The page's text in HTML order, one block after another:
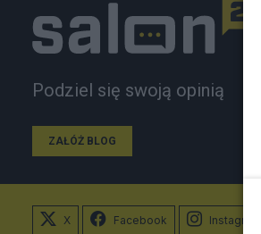
Podziel się swoją opinią
ZAŁÓŻ BLOG
X Facebook Instagram